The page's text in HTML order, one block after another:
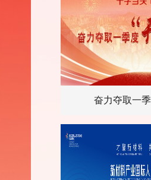
奋力夺取一